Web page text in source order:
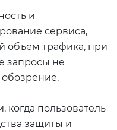
и
сервиса,
объем трафика, при
запросы не
когда пользователь
защиты и